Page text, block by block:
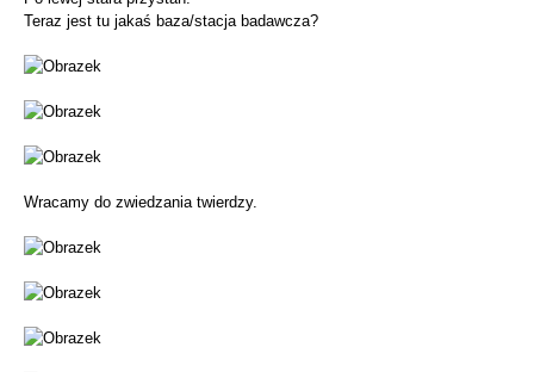
Teraz jest tu jakaś baza/stacja badawcza?
Wracamy do zwiedzania twierdzy.